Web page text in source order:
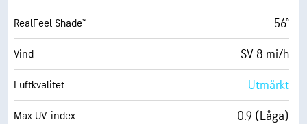
Daggpunkt 47° F
AccuLumen Brightness Index™ 2 (Mörkt)
Molntäcke 93 %
Sikt 6 eng. mil
RealFeel Shade™ 56°
Vind SV 8 mi/h
Luftkvalitet Utmärkt
Max UV-index 0.9 (Låga)